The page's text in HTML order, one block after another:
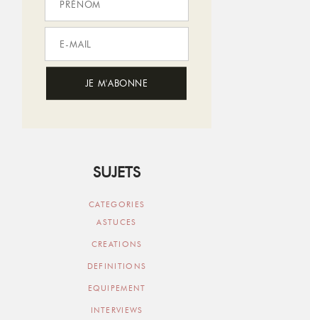
SUJETS
CATEGORIES
ASTUCES
CREATIONS
DEFINITIONS
EQUIPEMENT
INTERVIEWS